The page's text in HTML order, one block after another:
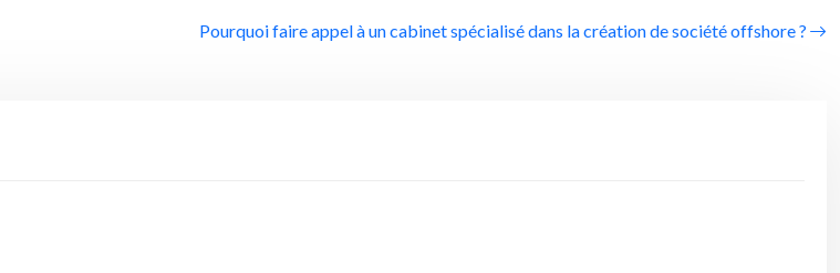
Pourquoi faire appel à un cabinet spécialisé dans la création de société offshore ?